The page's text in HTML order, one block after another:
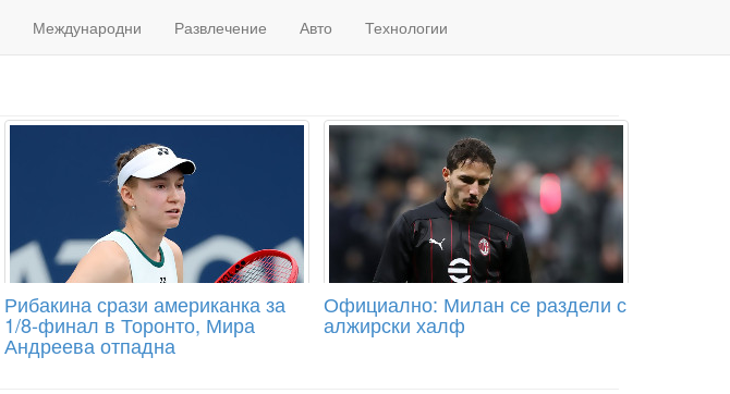
Международни Развлечение Авто Технологии
Рибакина срази американка за
1/8-финал в Торонто, Мира
Андреева отпадна
Официално: Милан се раздели с
алжирски халф